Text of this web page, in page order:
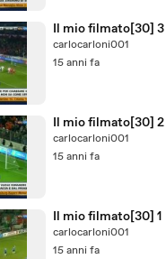
Il mio filmato[30] 3
carlocarloni001
15 anni fa
Il mio filmato[30] 2
carlocarloni001
15 anni fa
Il mio filmato[30] 1
carlocarloni001
15 anni fa